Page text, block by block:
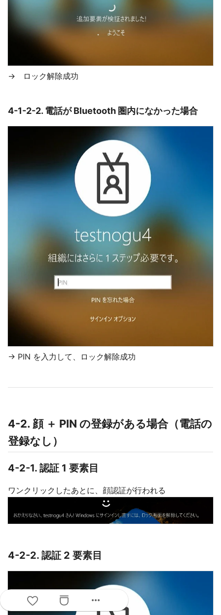
→ ロック解除成功
4-1-2-2. 電話が Bluetooth 圏内になかった場合
→ PIN を入力して、ロック解除成功
4-2. 顔 ＋ PIN の登録がある場合（電話の
登録なし）
4-2-1. 認証 1 要素目
ワンクリックしたあとに、顔認証が行われる
4-2-2. 認証 2 要素目
more_horiz